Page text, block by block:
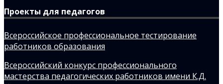
Проекты для педагогов
Всероссийское профессиональное тестирование
работников образования
Всероссийский конкурс профессионального
мастерства педагогических работников имени К.Д.